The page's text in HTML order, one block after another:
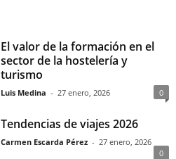
El valor de la formación en el
sector de la hostelería y
turismo
Luis Medina - 27 enero, 2026 0
Tendencias de viajes 2026
Carmen Escarda Pérez - 27 enero, 2026
0